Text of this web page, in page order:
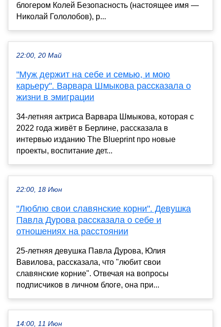
блогером Колей Безопасность (настоящее имя —
Николай Гололобов), р...
22:00, 20 Май
"Муж держит на себе и семью, и мою
карьеру". Варвара Шмыкова рассказала о
жизни в эмиграции
34-летняя актриса Варвара Шмыкова, которая с
2022 года живёт в Берлине, рассказала в
интервью изданию The Blueprint про новые
проекты, воспитание дет...
22:00, 18 Июн
"Люблю свои славянские корни". Девушка
Павла Дурова рассказала о себе и
отношениях на расстоянии
25-летняя девушка Павла Дурова, Юлия
Вавилова, рассказала, что "любит свои
славянские корние". Отвечая на вопросы
подписчиков в личном блоге, она при...
14:00, 11 Июн